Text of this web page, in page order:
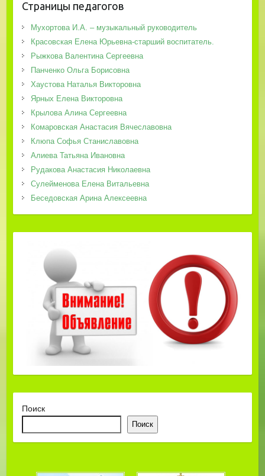
Страницы педагогов
Мухортова И.А. – музыкальный руководитель
Красовская Елена Юрьевна-старший воспитатель.
Рыжкова Валентина Сергеевна
Панченко Ольга Борисовна
Хаустова Наталья Викторовна
Ярных Елена Викторовна
Крылова Алина Сергеевна
Комаровская Анастасия Вячеславовна
Клюпа Софья Станиславовна
Алиева Татьяна Ивановна
Рудакова Анастасия Николаевна
Сулейменова Елена Витальевна
Беседовская Арина Алексеевна
Поиск
Поиск